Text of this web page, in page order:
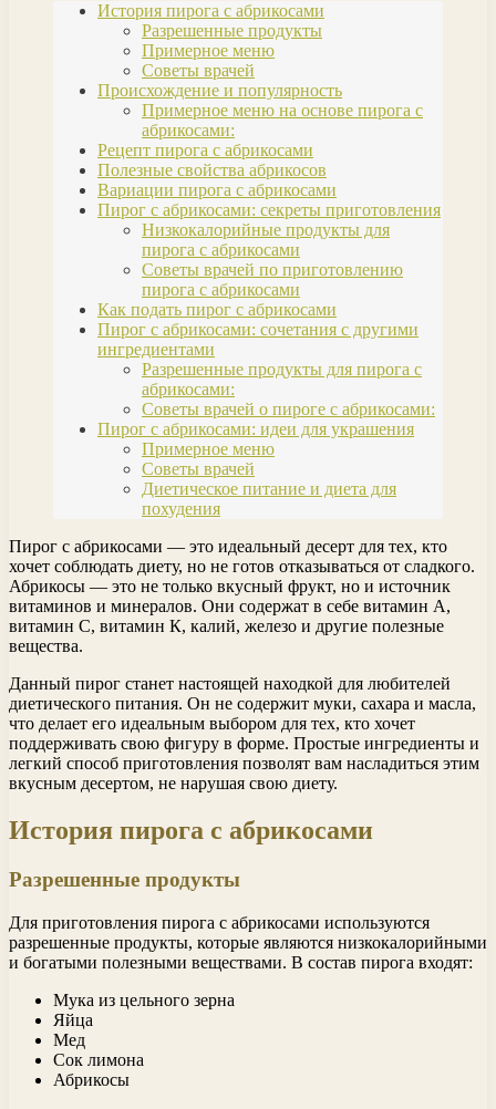
История пирога с абрикосами
Разрешенные продукты
Примерное меню
Советы врачей
Происхождение и популярность
Примерное меню на основе пирога с
абрикосами:
Рецепт пирога с абрикосами
Полезные свойства абрикосов
Вариации пирога с абрикосами
Пирог с абрикосами: секреты приготовления
Низкокалорийные продукты для
пирога с абрикосами
Советы врачей по приготовлению
пирога с абрикосами
Как подать пирог с абрикосами
Пирог с абрикосами: сочетания с другими
ингредиентами
Разрешенные продукты для пирога с
абрикосами:
Советы врачей о пироге с абрикосами:
Пирог с абрикосами: идеи для украшения
Примерное меню
Советы врачей
Диетическое питание и диета для
похудения
Пирог с абрикосами — это идеальный десерт для тех, кто
хочет соблюдать диету, но не готов отказываться от сладкого.
Абрикосы — это не только вкусный фрукт, но и источник
витаминов и минералов. Они содержат в себе витамин А,
витамин С, витамин К, калий, железо и другие полезные
вещества.
Данный пирог станет настоящей находкой для любителей
диетического питания. Он не содержит муки, сахара и масла,
что делает его идеальным выбором для тех, кто хочет
поддерживать свою фигуру в форме. Простые ингредиенты и
легкий способ приготовления позволят вам насладиться этим
вкусным десертом, не нарушая свою диету.
История пирога с абрикосами
Разрешенные продукты
Для приготовления пирога с абрикосами используются
разрешенные продукты, которые являются низкокалорийными
и богатыми полезными веществами. В состав пирога входят:
Мука из цельного зерна
Яйца
Мед
Сок лимона
Абрикосы